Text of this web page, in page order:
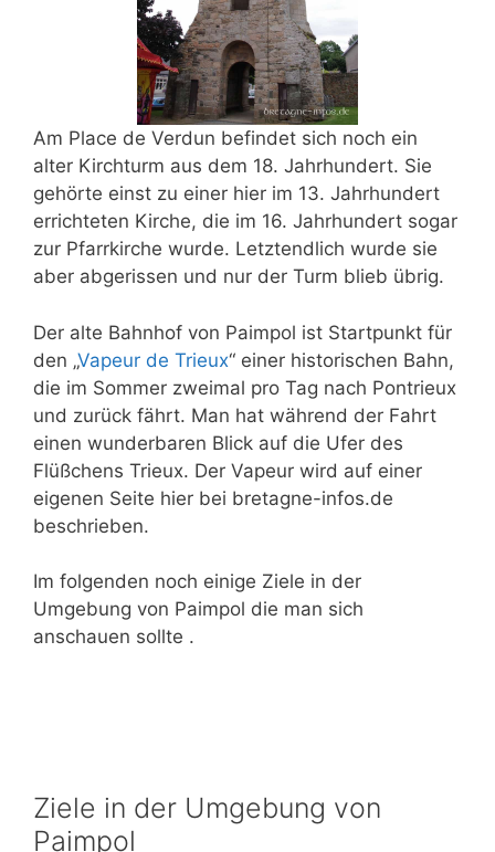
Am Place de Verdun befindet sich noch ein
alter Kirchturm aus dem 18. Jahrhundert. Sie
gehörte einst zu einer hier im 13. Jahrhundert
errichteten Kirche, die im 16. Jahrhundert sogar
zur Pfarrkirche wurde. Letztendlich wurde sie
aber abgerissen und nur der Turm blieb übrig.
Der alte Bahnhof von Paimpol ist Startpunkt für
den „Vapeur de Trieux“ einer historischen Bahn,
die im Sommer zweimal pro Tag nach Pontrieux
und zurück fährt. Man hat während der Fahrt
einen wunderbaren Blick auf die Ufer des
Flüßchens Trieux. Der Vapeur wird auf einer
eigenen Seite hier bei bretagne-infos.de
beschrieben.
Im folgenden noch einige Ziele in der
Umgebung von Paimpol die man sich
anschauen sollte .
Ziele in der Umgebung von
Paimpol